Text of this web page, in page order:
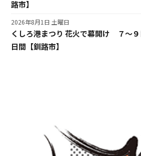
路市】
くしろ港まつり 花火で幕開け ７～
日間【釧路市】
2026年8月1日 土曜日